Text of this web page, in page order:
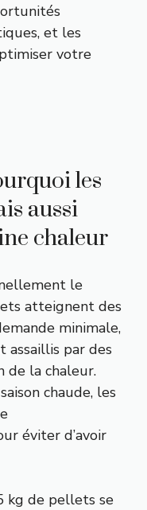
et les
votre
les
aussi
chaleur
le
atteignent des
minimale,
assaillis par des
de la chaleur.
chaude, les
éviter d’avoir
kg de pellets se